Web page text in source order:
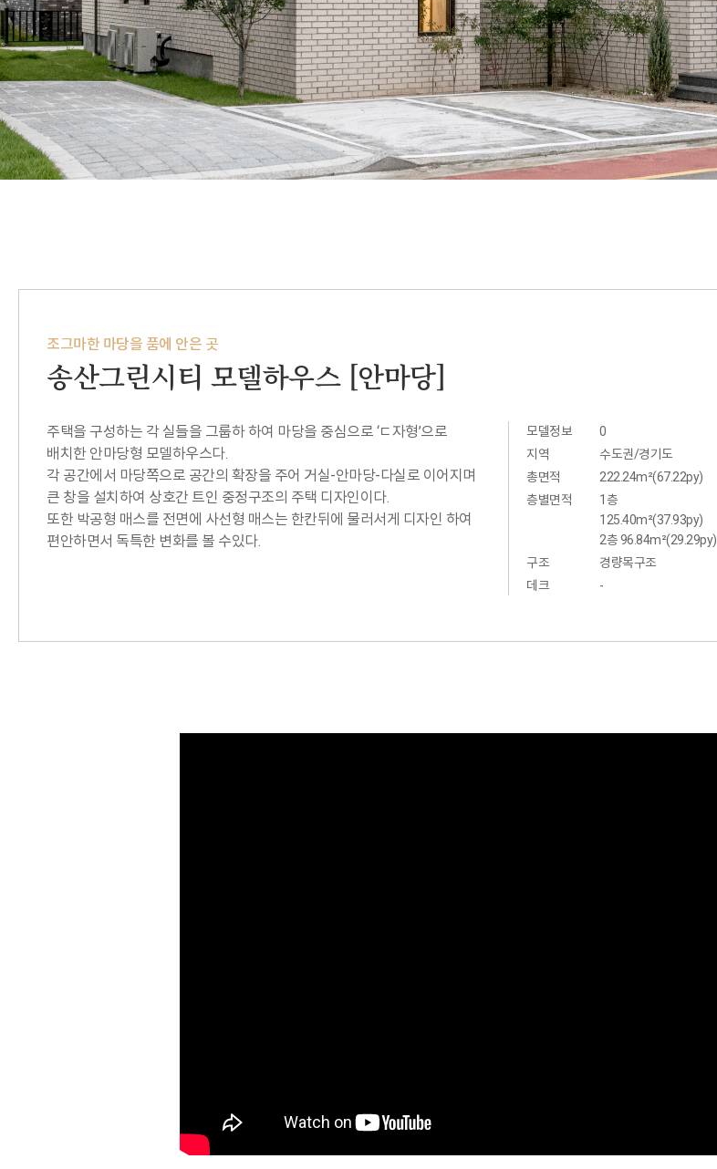
조그마한 마당을 품에 안은 곳
송산그린시티 모델하우스 [안마당]
주택을 구성하는 각 실들을 그룹하 하여 마당을 중심으로 ‘ㄷ자형’으로
배치한 안마당형 모델하우스다.
각 공간에서 마당쪽으로 공간의 확장을 주어 거실-안마당-다실로 이어지며
큰 창을 설치하여 상호간 트인 중정구조의 주택 디자인이다.
또한 박공형 매스를 전면에 사선형 매스는 한칸뒤에 물러서게 디자인 하여
편안하면서 독특한 변화를 볼 수있다.
모델정보
0
지역
수도권/경기도
총면적
222.24m²(67.22py)
층별면적
1층
125.40m²(37.93py)
2층 96.84m²(29.29py)
구조
경량목구조
데크
-